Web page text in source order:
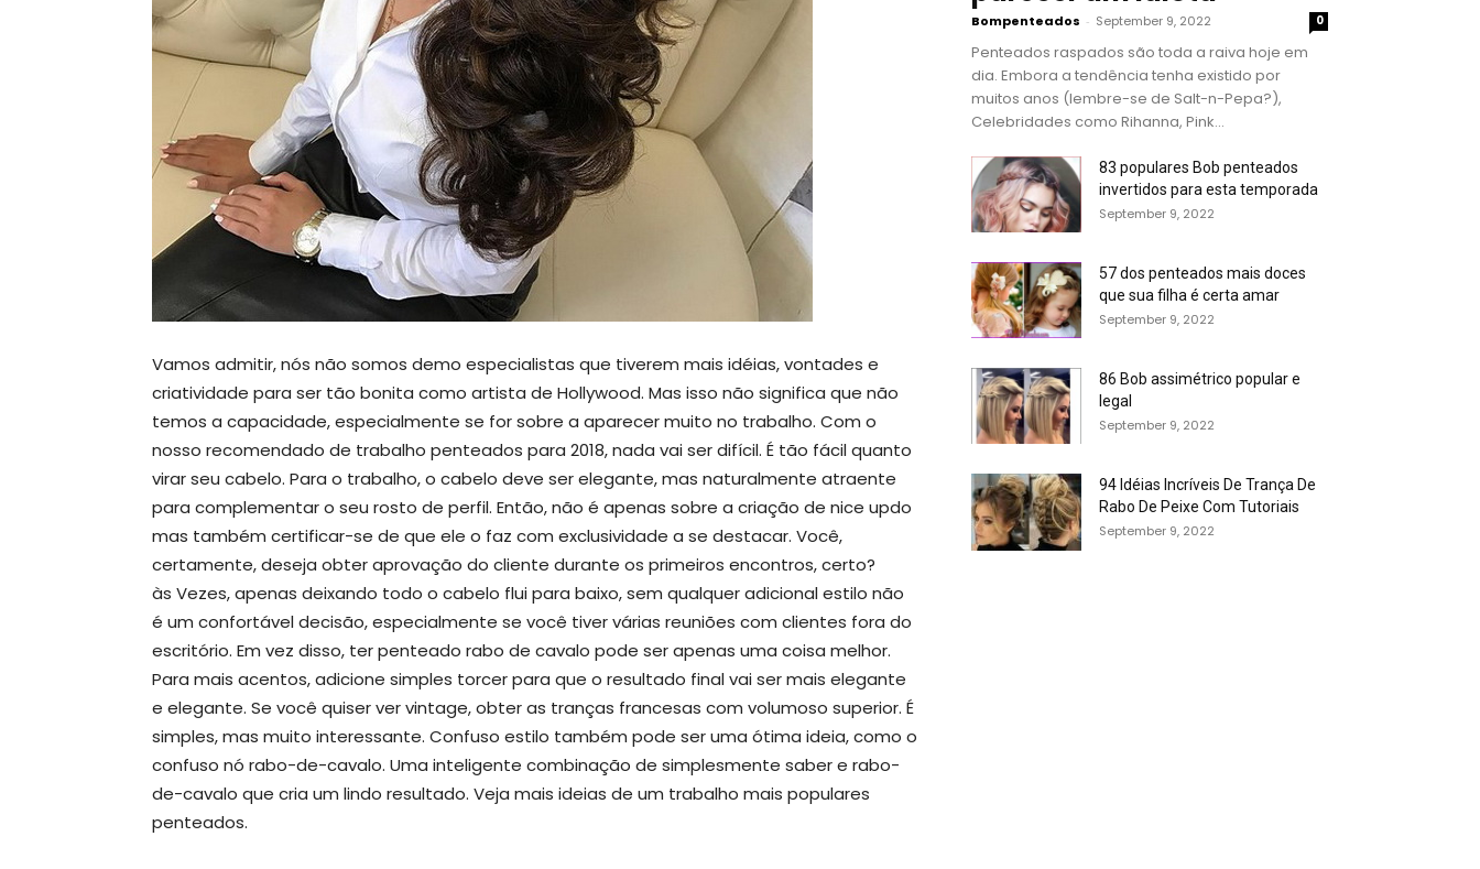
Vamos admitir, nós não somos demo especialistas que tiverem mais idéias, vontades e
criatividade para ser tão bonita como artista de Hollywood. Mas isso não significa que não
temos a capacidade, especialmente se for sobre a aparecer muito no trabalho. Com o
nosso recomendado de trabalho penteados para 2018, nada vai ser difícil. É tão fácil quanto
virar seu cabelo. Para o trabalho, o cabelo deve ser elegante, mas naturalmente atraente
para complementar o seu rosto de perfil. Então, não é apenas sobre a criação de nice updo
mas também certificar-se de que ele o faz com exclusividade a se destacar. Você,
certamente, deseja obter aprovação do cliente durante os primeiros encontros, certo?
às Vezes, apenas deixando todo o cabelo flui para baixo, sem qualquer adicional estilo não
é um confortável decisão, especialmente se você tiver várias reuniões com clientes fora do
escritório. Em vez disso, ter penteado rabo de cavalo pode ser apenas uma coisa melhor.
Para mais acentos, adicione simples torcer para que o resultado final vai ser mais elegante
e elegante. Se você quiser ver vintage, obter as tranças francesas com volumoso superior. É
simples, mas muito interessante. Confuso estilo também pode ser uma ótima ideia, como o
confuso nó rabo-de-cavalo. Uma inteligente combinação de simplesmente saber e rabo-
de-cavalo que cria um lindo resultado. Veja mais ideias de um trabalho mais populares
penteados.
Bompenteados - September 9, 2022 0
Penteados raspados são toda a raiva hoje em
dia. Embora a tendência tenha existido por
muitos anos (lembre-se de Salt-n-Pepa?),
Celebridades como Rihanna, Pink...
83 populares Bob penteados
invertidos para esta temporada
September 9, 2022
57 dos penteados mais doces
que sua filha é certa amar
September 9, 2022
86 Bob assimétrico popular e
legal
September 9, 2022
94 Idéias Incríveis De Trança De
Rabo De Peixe Com Tutoriais
September 9, 2022